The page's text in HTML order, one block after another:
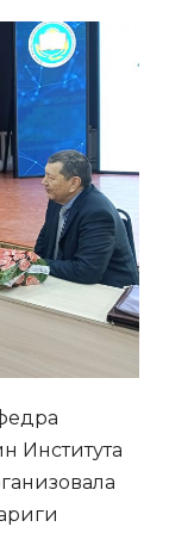
Института